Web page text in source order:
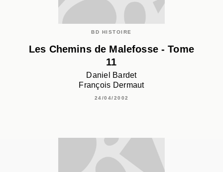
BD HISTOIRE
Les Chemins de Malefosse - Tome
11
Daniel Bardet
François Dermaut
24/04/2002